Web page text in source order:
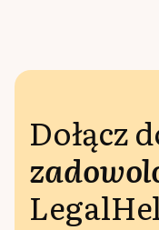
Dołącz